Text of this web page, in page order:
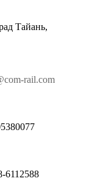
Тайань,
rail.com
6112588